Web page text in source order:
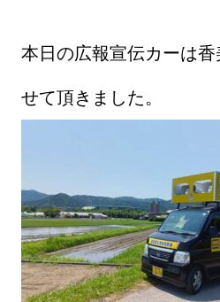
本日の広報宣伝カーは
せて頂きました。